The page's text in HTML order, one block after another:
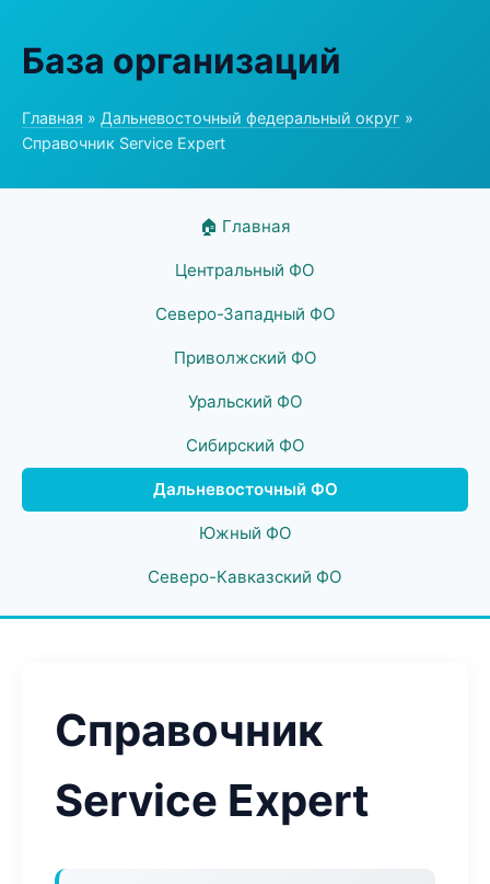
База организаций
Главная » Дальневосточный федеральный округ »
Справочник Service Expert
🏠 Главная
Центральный ФО
Северо-Западный ФО
Приволжский ФО
Уральский ФО
Сибирский ФО
Дальневосточный ФО
Южный ФО
Северо-Кавказский ФО
Справочник
Service Expert